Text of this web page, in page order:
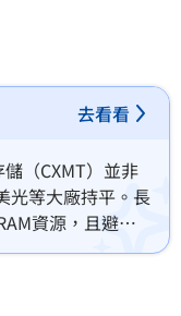
去看看
（CXMT）並非
光等大廠持平。長
資源，且避開
此外，該公司祭
管技術仍落後於